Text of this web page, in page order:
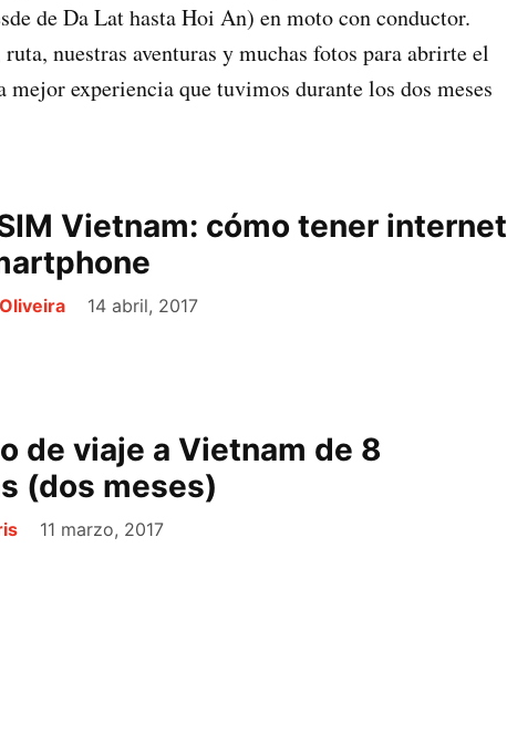
de Da Lat hasta Hoi An) en moto con conductor.
nuestras aventuras y muchas fotos para abrirte el
experiencia que tuvimos durante los dos meses
Vietnam: cómo tener internet
14 abril, 2017
de viaje a Vietnam de 8
(dos meses)
11 marzo, 2017